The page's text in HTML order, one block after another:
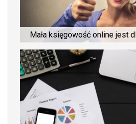
Mała księgowość online jest